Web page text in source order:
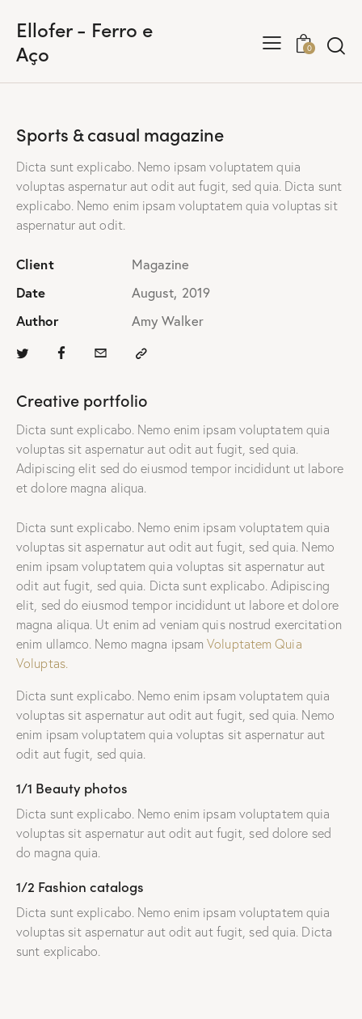
Ellofer - Ferro e
Aço
0
Sports & casual magazine
Dicta sunt explicabo. Nemo ipsam voluptatem quia
voluptas aspernatur aut odit aut fugit, sed quia. Dicta sunt
explicabo. Nemo enim ipsam voluptatem quia voluptas sit
aspernatur aut odit.
Client Magazine
Date August, 2019
Author Amy Walker
Creative portfolio
Dicta sunt explicabo. Nemo enim ipsam voluptatem quia
voluptas sit aspernatur aut odit aut fugit, sed quia.
Adipiscing elit sed do eiusmod tempor incididunt ut labore
et dolore magna aliqua.
Dicta sunt explicabo. Nemo enim ipsam voluptatem quia
voluptas sit aspernatur aut odit aut fugit, sed quia. Nemo
enim ipsam voluptatem quia voluptas sit aspernatur aut
odit aut fugit, sed quia. Dicta sunt explicabo. Adipiscing
elit, sed do eiusmod tempor incididunt ut labore et dolore
magna aliqua. Ut enim ad veniam quis nostrud exercitation
enim ullamco. Nemo magna ipsamVoluptatem Quia
Voluptas.
Dicta sunt explicabo. Nemo enim ipsam voluptatem quia
voluptas sit aspernatur aut odit aut fugit, sed quia. Nemo
enim ipsam voluptatem quia voluptas sit aspernatur aut
odit aut fugit, sed quia.
1/1 Beauty photos
Dicta sunt explicabo. Nemo enim ipsam voluptatem quia
voluptas sit aspernatur aut odit aut fugit, sed dolore sed
do magna quia.
1/2 Fashion catalogs
Dicta sunt explicabo. Nemo enim ipsam voluptatem quia
voluptas sit aspernatur aut odit aut fugit, sed quia. Dicta
sunt explicabo.